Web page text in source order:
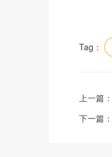
Tag：
上一篇：
下一篇：